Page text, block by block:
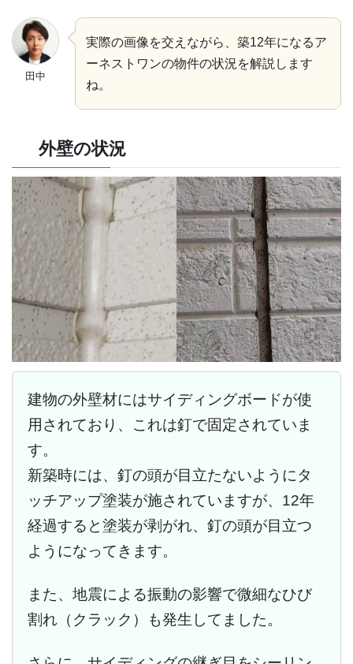
田中
実際の画像を交えながら、築12年になるア
ーネストワンの物件の状況を解説します
ね。
外壁の状況
建物の外壁材にはサイディングボードが使
用されており、これは釘で固定されていま
す。
新築時には、釘の頭が目立たないようにタ
ッチアップ塗装が施されていますが、12年
経過すると塗装が剥がれ、釘の頭が目立つ
ようになってきます。
また、地震による振動の影響で微細なひび
割れ（クラック）も発生してました。